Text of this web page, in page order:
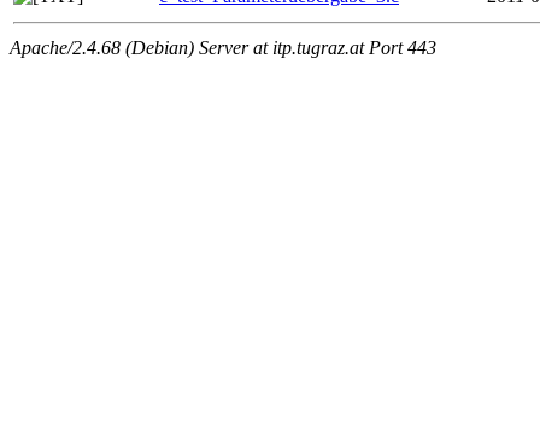
Apache/2.4.68 (Debian) Server at itp.tugraz.at Port 443